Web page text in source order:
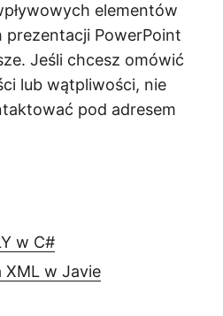
elementów
PowerPoint
Jeśli chcesz omówić
lub wątpliwości, nie
pod adresem
w C#
XML w Javie